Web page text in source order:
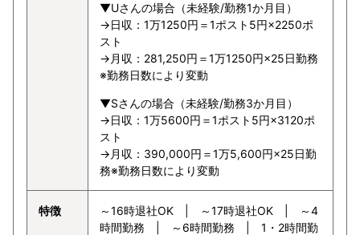
▼Uさんの場合（未経験/勤務1か月目）
→日収：1万1250円＝1ポスト5円×2250ポ
スト
→月収：281,250円＝1万1250円×25日勤務
※勤務日数により変動
▼Sさんの場合（未経験/勤務3か月目）
→日収：1万5600円＝1ポスト5円×3120ポ
スト
→月収：390,000円＝1万5,600円×25日勤
務※勤務日数により変動
特徴
～16時退社OK | ～17時退社OK | ～4
時間勤務 | ～6時間勤務 | 1・2時間勤